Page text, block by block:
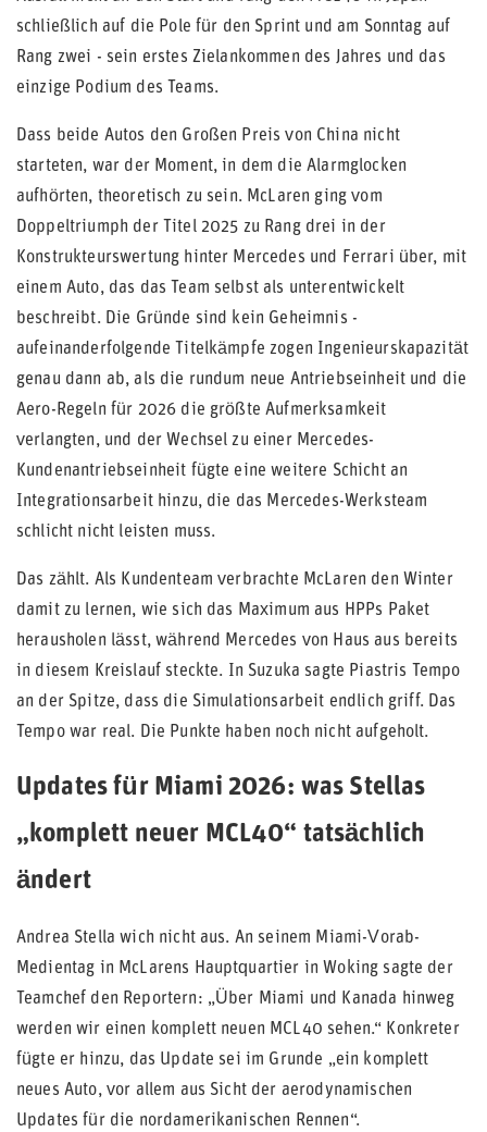
schließlich auf die Pole für den Sprint und am Sonntag auf
Rang zwei - sein erstes Zielankommen des Jahres und das
einzige Podium des Teams.
Dass beide Autos den Großen Preis von China nicht
starteten, war der Moment, in dem die Alarmglocken
aufhörten, theoretisch zu sein. McLaren ging vom
Doppeltriumph der Titel 2025 zu Rang drei in der
Konstrukteurswertung hinter Mercedes und Ferrari über, mit
einem Auto, das das Team selbst als unterentwickelt
beschreibt. Die Gründe sind kein Geheimnis -
aufeinanderfolgende Titelkämpfe zogen Ingenieurskapazität
genau dann ab, als die rundum neue Antriebseinheit und die
Aero-Regeln für 2026 die größte Aufmerksamkeit
verlangten, und der Wechsel zu einer Mercedes-
Kundenantriebseinheit fügte eine weitere Schicht an
Integrationsarbeit hinzu, die das Mercedes-Werksteam
schlicht nicht leisten muss.
Das zählt. Als Kundenteam verbrachte McLaren den Winter
damit zu lernen, wie sich das Maximum aus HPPs Paket
herausholen lässt, während Mercedes von Haus aus bereits
in diesem Kreislauf steckte. In Suzuka sagte Piastris Tempo
an der Spitze, dass die Simulationsarbeit endlich griff. Das
Tempo war real. Die Punkte haben noch nicht aufgeholt.
Updates für Miami 2026: was Stellas
„komplett neuer MCL40“ tatsächlich
ändert
Andrea Stella wich nicht aus. An seinem Miami-Vorab-
Medientag in McLarens Hauptquartier in Woking sagte der
Teamchef den Reportern: „Über Miami und Kanada hinweg
werden wir einen komplett neuen MCL40 sehen.“ Konkreter
fügte er hinzu, das Update sei im Grunde „ein komplett
neues Auto, vor allem aus Sicht der aerodynamischen
Updates für die nordamerikanischen Rennen“.